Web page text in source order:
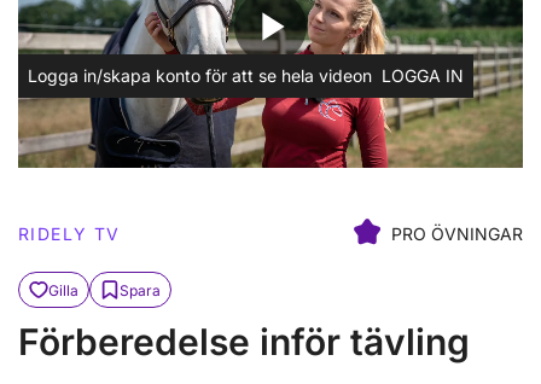
play_arrow
Logga in/skapa konto för att se hela videon LOGGA IN
RIDELY TV PRO ÖVNINGAR
Gilla Spara
Förberedelse inför tävling